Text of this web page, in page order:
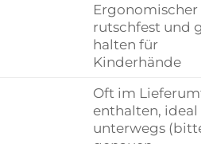
Ergonomischer
rutschfest und
halten für
Kinderhände
Oft im
enthalten, ideal
unterwegs (bitte